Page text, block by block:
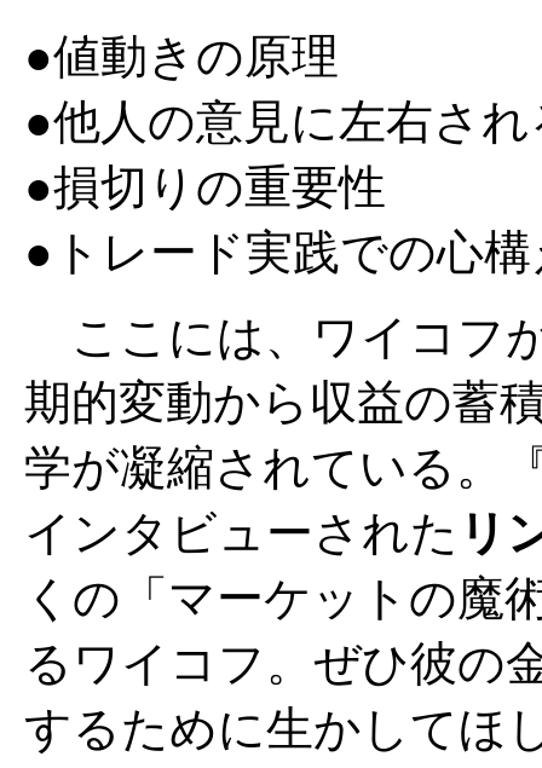
●値動きの原理
●他人の意見に左右さ
●損切りの重要性
●トレード実践での心
ここには、ワイコフ
期的変動から収益の蓄
学が凝縮されている。
インタビューされた リ
くの「マーケットの魔
るワイコフ。ぜひ彼の
するために生かしてほ